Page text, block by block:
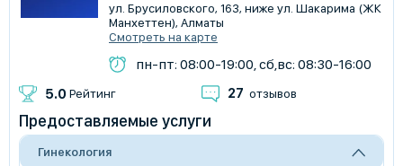
ул. Брусиловского, 163, ниже ул. Шакарима (ЖК
Манхеттен), Алматы
Смотреть на карте
пн-пт: 08:00-19:00, сб,вс: 08:30-16:00
5.0 Рейтинг 27 отзывов
Предоставляемые услуги
Гинекология